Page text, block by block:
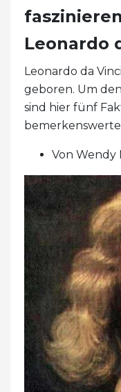
Leonardo
Leonardo da
geboren. Um
sind hier fünf
Von Wendy